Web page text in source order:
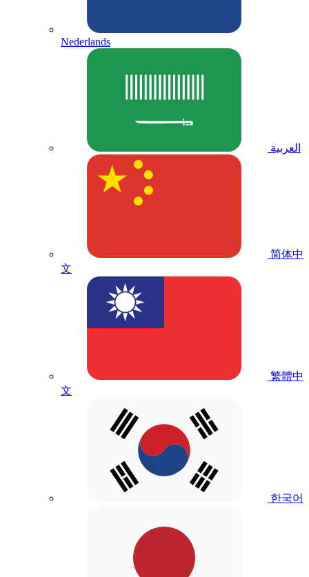
Nederlands
العربية
简体中
文
繁體中
文
한국어